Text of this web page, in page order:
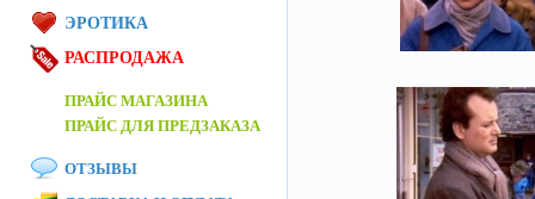
ЭРОТИКА
РАСПРОДАЖА
ПРАЙС МАГАЗИНА
ПРАЙС ДЛЯ ПРЕДЗАКАЗА
ОТЗЫВЫ